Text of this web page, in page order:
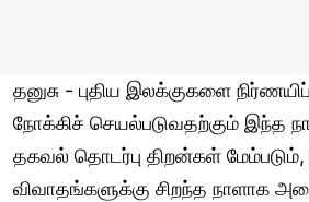
தனுசு - புதிய இலக்குகளை
நோக்கிச் செயல்படுவதற்கும் இந்த
தகவல் தொடர்பு திறன்கள் மேம்படும்,
விவாதங்களுக்கு சிறந்த நாளாக